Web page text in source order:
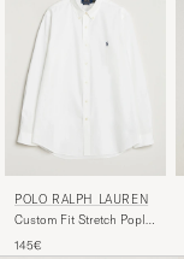
POLO RALPH LAUREN
Custom Fit Stretch Poplin
145€